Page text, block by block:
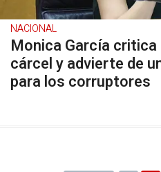
NACIONAL
Monica García critica
cárcel y advierte de
para los corruptores